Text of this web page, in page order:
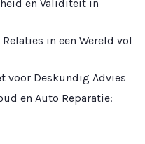
en Validiteit in
in een Wereld vol
voor Deskundig Advies
en Auto Reparatie: